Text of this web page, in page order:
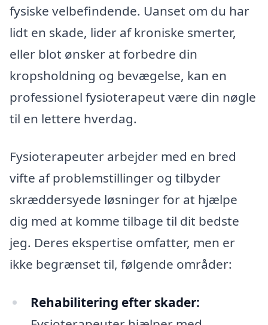
fysiske velbefindende. Uanset om du har
lidt en skade, lider af kroniske smerter,
eller blot ønsker at forbedre din
kropsholdning og bevægelse, kan en
professionel fysioterapeut være din nøgle
til en lettere hverdag.
Fysioterapeuter arbejder med en bred
vifte af problemstillinger og tilbyder
skræddersyede løsninger for at hjælpe
dig med at komme tilbage til dit bedste
jeg. Deres ekspertise omfatter, men er
ikke begrænset til, følgende områder:
Rehabilitering efter skader: